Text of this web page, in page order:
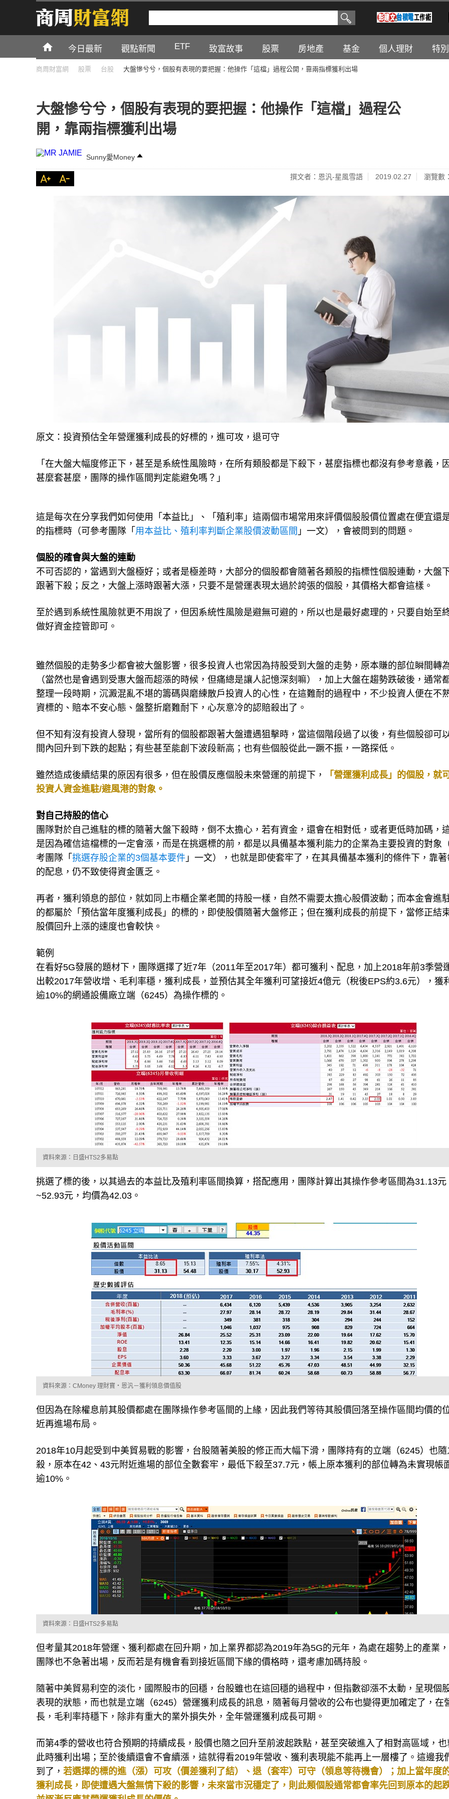
今日最新 觀點新聞 ETF 致富故事 股票 房地產 基金 個人理財 特
商周財富網 股票 台股 大盤慘兮兮，個股有表現的要把握：他操作「這檔」過程公開，靠兩指標獲利出場
大盤慘兮兮，個股有表現的要把握：他操作「這檔」過程公
開，靠兩指標獲利出場
Sunny愛Money
撰文者：恩汎-星風雪語 2019.02.27 瀏覽數
原文：投資預估全年營運獲利成長的好標的，進可攻，退可守
「在大盤大幅度修正下，甚至是系統性風險時，在所有類股都是下殺下，甚麼指標也都沒有參考意義，
甚麼套甚麼，團隊的操作區間判定能避免嗎？」
這是每次在分享我們如何使用「本益比」、「殖利率」這兩個市場常用來評價個股股價位置處在便宜還
的指標時（可參考團隊「 用本益比、殖利率判斷企業股價波動區間 」一文），會被問到的問題。
個股的確會與大盤的連動
不可否認的，當遇到大盤極好；或者是極差時，大部分的個股都會隨著各類股的指標性個股連動，大盤
跟著下殺；反之，大盤上漲時跟著大漲，只要不是營運表現太過於誇張的個股，其價格大都會這樣。
至於遇到系統性風險就更不用說了，但因系統性風險是避無可避的，所以也是最好處理的，只要自始至
做好資金控管即可。
雖然個股的走勢多少都會被大盤影響，很多投資人也常因為持股受到大盤的走勢，原本賺的部位瞬間轉
（當然也是會遇到受惠大盤而超漲的時候，但痛總是讓人記憶深刻嘛），加上大盤在趨勢跌破後，通常
整理一段時期，沉澱混亂不堪的籌碼與磨練散戶投資人的心性，在這難耐的過程中，不少投資人便在不
資標的、賠本不安心態、盤整折磨難耐下，心灰意冷的認賠殺出了。
但不知有沒有投資人發現，當所有的個股都跟著大盤遭遇狙擊時，當這個階段過了以後，有些個股卻可
間內回升到下跌的起點；有些甚至能創下波段新高；也有些個股從此一蹶不振，一路探低。
雖然造成後續結果的原因有很多，但在股價反應個股未來營運的前提下，
「營運獲利成長」的個股，就
投資人資金進駐/避風港的對象。
對自己持股的信心
團隊對於自己進駐的標的隨著大盤下殺時，倒不太擔心，若有資金，還會在相對低，或者更低時加碼，
是因為確信這檔標的一定會漲，而是在挑選標的前，都是以具備基本獲利能力的企業為主要投資的對象
考團隊「 挑選存股企業的3個基本要件 」一文），也就是即使套牢了，在其具備基本獲利的條件下，靠
的配息，仍不致使得資金匱乏。
再者，獲利領息的部位，就如同上市櫃企業老闆的持股一樣，自然不需要太擔心股價波動；而本金會進
的都屬於「預估當年度獲利成長」的標的，即使股價隨著大盤修正；但在獲利成長的前提下，當修正結
股價回升上漲的速度也會較快。
範例
在看好5G發展的題材下，團隊選擇了近7年（2011年至2017年）都可獲利、配息，加上2018年前3季營
出較2017年營收增、毛利率穩，獲利成長，並預估其全年獲利可望接近4億元（稅後EPS約3.6元），獲
逾10%的網通設備廠立端（6245）為操作標的。
資料來源：日盛HTS2多易點
挑選了標的後，以其過去的本益比及殖利率區間換算，搭配應用，團隊計算出其操作參考區間為31.13元
~52.93元，均價為42.03。
資料來源：CMoney 理財寶‧恩汎－獲利領息價值股
但因為在除權息前其股價都處在團隊操作參考區間的上緣，因此我們等待其股價回落至操作區間均價的
近再進場布局。
2018年10月起受到中美貿易戰的影響，台股隨著美股的修正而大幅下滑，團隊持有的立端（6245）也隨
殺，原本在42、43元附近進場的部位全數套牢，最低下殺至37.7元，帳上原本獲利的部位轉為未實現帳
逾10%。
資料來源：日盛HTS2多易點
但考量其2018年營運、獲利都處在回升期，加上業界都認為2019年為5G的元年，為處在趨勢上的產業
團隊也不急著出場，反而若是有機會看到接近區間下緣的價格時，還考慮加碼持股。
隨著中美貿易利空的淡化，國際股市的回穩，台股雖也在這回穩的過程中，但指數卻漲不太動，呈現個
表現的狀態，而也就是立端（6245）營運獲利成長的訊息，隨著每月營收的公布也變得更加確定了，在
長，毛利率持穩下，除非有重大的業外損失外，全年營運獲利成長可期。
而第4季的營收也符合預期的持續成長，股價也隨之回升至前波起跌點，甚至突破進入了相對高區域，也
此時獲利出場；至於後續還會不會續漲，這就得看2019年營收、獲利表現能不能再上一層樓了。這邊我
到了， 若選擇的標的進（漲）可攻（價差獲利了結）、退（套牢）可守（領息等待機會）；加上當年度
獲利成長，即使遭遇大盤無情下殺的影響，未來當市況穩定了，則此類個股通常都會率先回到原本的起